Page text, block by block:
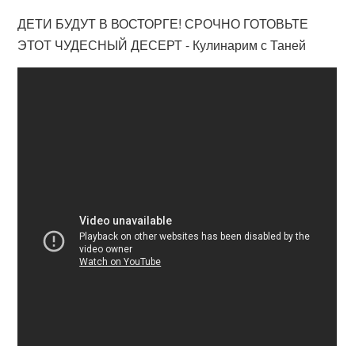
ДЕТИ БУДУТ В ВОСТОРГЕ! СРОЧНО ГОТОВЬТЕ
ЭТОТ ЧУДЕСНЫЙ ДЕСЕРТ - Кулинарим с Таней